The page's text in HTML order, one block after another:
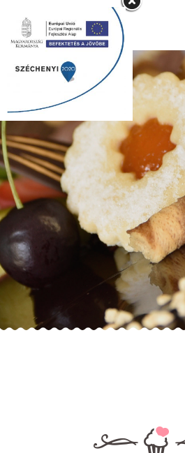
Baba
Home / Baba